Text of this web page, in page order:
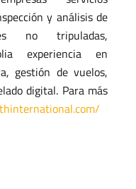
y análisis de
no tripuladas,
experiencia en
gestión de vuelos,
digital. Para más